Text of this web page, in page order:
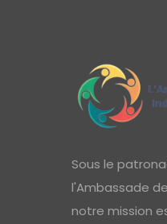
Sous le
l'Ambassade
notre mission